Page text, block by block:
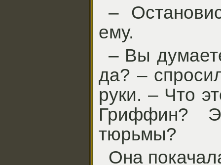
–
ему.
– Вы
да? –
руки. – Что
Гриффин?
тюрьмы?
Она